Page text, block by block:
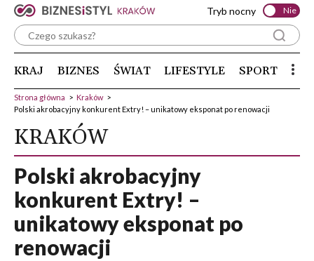
Tryb nocny Nie
KRAJ BIZNES ŚWIAT LIFESTYLE SPORT
Strona główna > Kraków >
Polski akrobacyjny konkurent Extry! – unikatowy eksponat po renowacji
KRAKÓW
Polski akrobacyjny
konkurent Extry! –
unikatowy eksponat po
renowacji